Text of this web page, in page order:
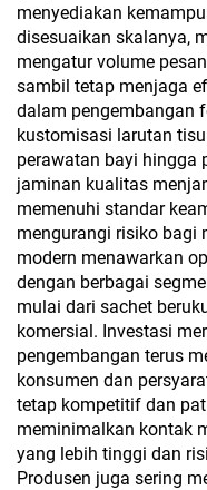
menyediakan
disesuaikan skalanya,
mengatur volume
sambil tetap menjaga
dalam pengembangan
kustomisasi larutan
perawatan bayi hingga
jaminan kualitas
memenuhi standar
mengurangi risiko bagi
modern menawarkan
dengan berbagai
mulai dari sachet
komersial. Investasi
pengembangan terus
konsumen dan
tetap kompetitif dan
meminimalkan kontak
yang lebih tinggi dan
Produsen juga sering